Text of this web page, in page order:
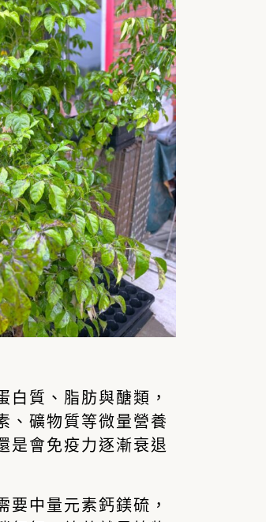
質、脂肪與醣類，
、礦物質等微量營養
是會免疫力逐漸衰退
要 中量元素鈣鎂硫 ，